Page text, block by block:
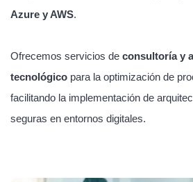
Azure y AWS.
Ofrecemos servicios de consultoría y
tecnológico para la optimización de
facilitando la implementación de
seguras en entornos digitales.